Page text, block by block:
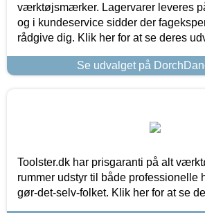
værktøjsmærker. Lagervarer leveres
og i kundeservice sidder der
rådgive dig. Klik her for at se deres
Se udvalget på
Toolster.dk har prisgaranti på alt
rummer udstyr til både professionelle
gør-det-selv-folket. Klik her for at se